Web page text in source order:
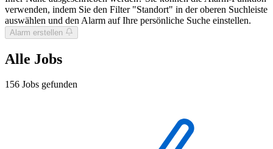
verwenden, indem Sie den Filter "Standort" in der oberen Suchleiste
auswählen und den Alarm auf Ihre persönliche Suche einstellen.
Alarm erstellen
Alle Jobs
156 Jobs gefunden